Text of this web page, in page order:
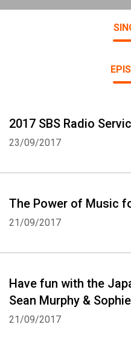
2017 SBS Radio
23/09/2017
The Power of Music
21/09/2017
Have fun with the
Sean Murphy &
21/09/2017